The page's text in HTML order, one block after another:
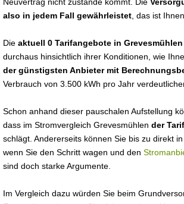
also in jedem Fall gewährleistet , das ist
Die aktuell 0 Tarifangebote in Grevesmühlen
durchaus hinsichtlich ihrer Konditionen, wie
der günstigsten Anbieter mit
Verbrauch von 3.500 kWh pro Jahr
Schon anhand dieser pauschalen Aufstellung
dass im Stromvergleich Grevesmühlen der
schlägt. Andererseits können Sie bis zu direkt in
wenn Sie den Schritt wagen und den
sind doch starke Argumente.
Im Vergleich dazu würden Sie beim